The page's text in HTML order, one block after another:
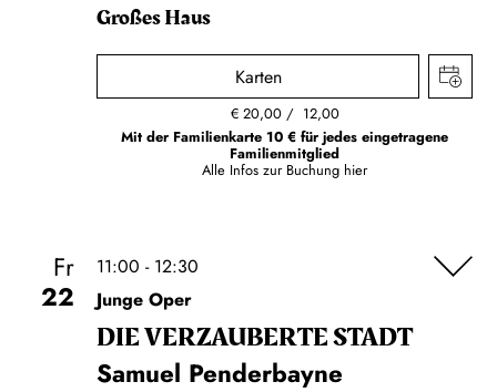
Großes Haus
Karten
€ 20,00
12,00
Mit der Familienkarte 10 € für jedes eingetragene
Familienmitglied
Alle Infos zur Buchung hier
Fr
22
11:00 - 12:30
Junge Oper
DIE VERZAUBERTE STADT
Samuel Penderbayne